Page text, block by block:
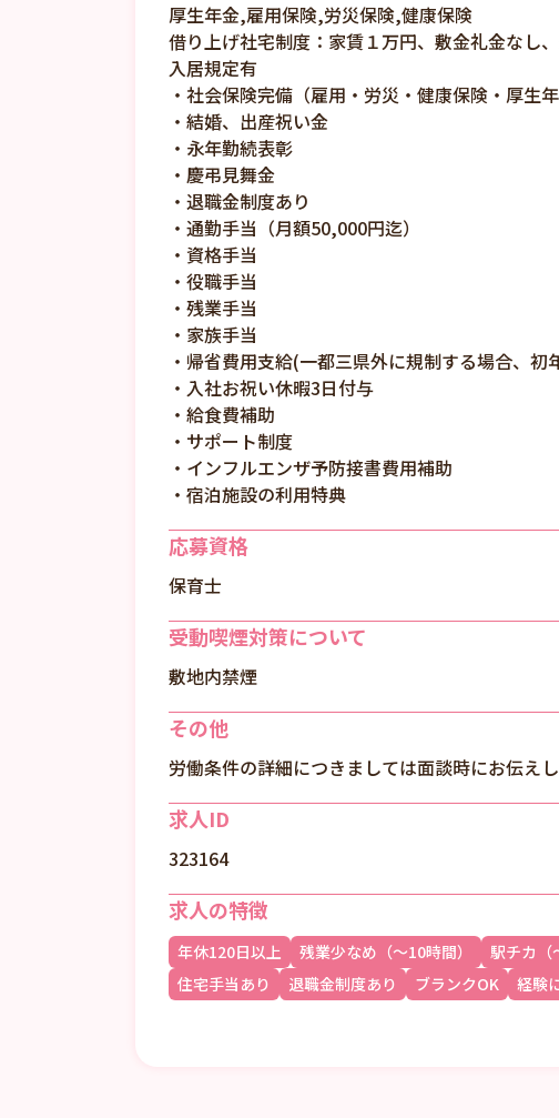
厚生年金,雇用保険,労災保険,健康保険
借り上げ社宅制度：家賃１万円、敷金礼金なし
入居規定有
・社会保険完備（雇用・労災・健康保険・厚生年
・結婚、出産祝い金
・永年勤続表彰
・慶弔見舞金
・退職金制度あり
・通勤手当（月額50,000円迄）
・資格手当
・役職手当
・残業手当
・家族手当
・帰省費用支給(一都三県外に規制する場合、初
・入社お祝い休暇3日付与
・給食費補助
・サポート制度
・インフルエンザ予防接書費用補助
・宿泊施設の利用特典
応募資格
保育士
受動喫煙対策について
敷地内禁煙
その他
労働条件の詳細につきましては面談時にお伝えし
求人ID
323164
求人の特徴
年休120日以上 残業少なめ（～10時間） 駅チカ（
住宅手当あり
退職金制度あり ブランクOK 経験